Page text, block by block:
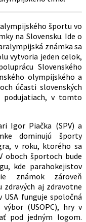
športu vo
na Slovensku. Ide o
známka sa
vytvoria jeden celok,
Slovenského
olympijského a
účasti slovenských
podujatiach, v tomto
Igor Piačka (SPV) a
dominujú športy
v roku, ktorého sa
oboch športoch bude
kde parahokejistov
známok zároveň
zdravých aj zdravotne
USA funguje spoločná
(USOPC), hry v
pod jedným logom.